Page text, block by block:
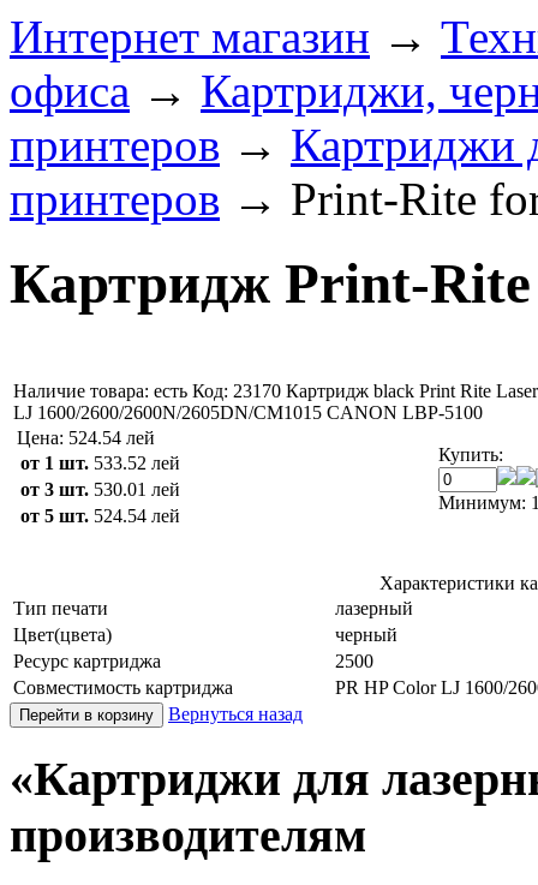
Интернет магазин →
офиса → Картриджи,
принтеров → Картриджи
принтеров → Print-Rite
Картридж Print-Rite
Наличие товара: есть Код: 23170 Картридж black Print Rite
LJ 1600/2600/2600N/2605DN/CM1015 CANON LBP-5100
Цена: 524.54 лей
от 1 шт. 533.52 лей
от 3 шт. 530.01 лей
от 5 шт. 524.54 лей
Купить:
Минимум:
Характеристики
Тип печати
лазерный
Цвет(цвета)
черный
Ресурс картриджа
2500
Совместимость картриджа
PR HP Color LJ 1600/
Вернуться назад
«Картриджи для
производителям